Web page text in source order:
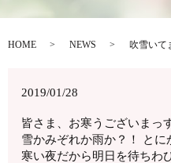
HOME NEWS 吹雪いて
2019/01/28
皆さま、お寒うございまっ
雪かみぞれか雨か？！ と
寒い夜だから明日を待ちわ